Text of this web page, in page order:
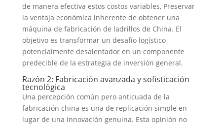
de manera efectiva estos costos variables, Preservar
la ventaja económica inherente de obtener una
máquina de fabricación de ladrillos de China. El
objetivo es transformar un desafío logístico
potencialmente desalentador en un componente
predecible de la estrategia de inversión general.
Razón 2: Fabricación avanzada y sofisticación
tecnológica
Una percepción común pero anticuada de la
fabricación china es una de replicación simple en
lugar de una innovación genuina. Esta opinión no